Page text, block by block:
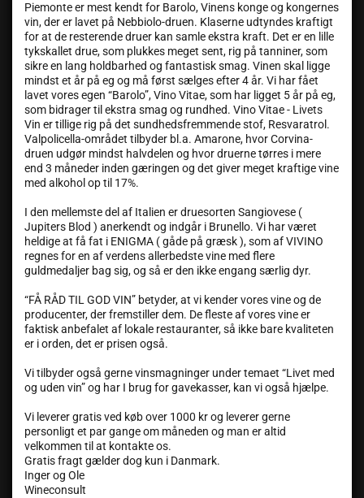
Piemonte er mest kendt for Barolo, Vinens konge og kongernes
vin, der er lavet på Nebbiolo-druen. Klaserne udtyndes kraftigt
for at de resterende druer kan samle ekstra kraft. Det er en lille
tykskallet drue, som plukkes meget sent, rig på tanniner, som
sikre en lang holdbarhed og fantastisk smag. Vinen skal ligge
mindst et år på eg og må først sælges efter 4 år. Vi har fået
lavet vores egen “Barolo”, Vino Vitae, som har ligget 5 år på eg,
som bidrager til ekstra smag og rundhed. Vino Vitae - Livets
Vin er tillige rig på det sundhedsfremmende stof, Resvaratrol.
Valpolicella-området tilbyder bl.a. Amarone, hvor Corvina-
druen udgør mindst halvdelen og hvor druerne tørres i mere
end 3 måneder inden gæringen og det giver meget kraftige vine
med alkohol op til 17%.
I den mellemste del af Italien er druesorten Sangiovese (
Jupiters Blod ) anerkendt og indgår i Brunello. Vi har været
heldige at få fat i ENIGMA ( gåde på græsk ), som af VIVINO
regnes for en af verdens allerbedste vine med flere
guldmedaljer bag sig, og så er den ikke engang særlig dyr.
“FÅ RÅD TIL GOD VIN” betyder, at vi kender vores vine og de
producenter, der fremstiller dem. De fleste af vores vine er
faktisk anbefalet af lokale restauranter, så ikke bare kvaliteten
er i orden, det er prisen også.
Vi tilbyder også gerne vinsmagninger under temaet “Livet med
og uden vin” og har I brug for gavekasser, kan vi også hjælpe.
Vi leverer gratis ved køb over 1000 kr og leverer gerne
personligt et par gange om måneden og man er altid
velkommen til at kontakte os.
Gratis fragt gælder dog kun i Danmark.
Inger og Ole
Wineconsult